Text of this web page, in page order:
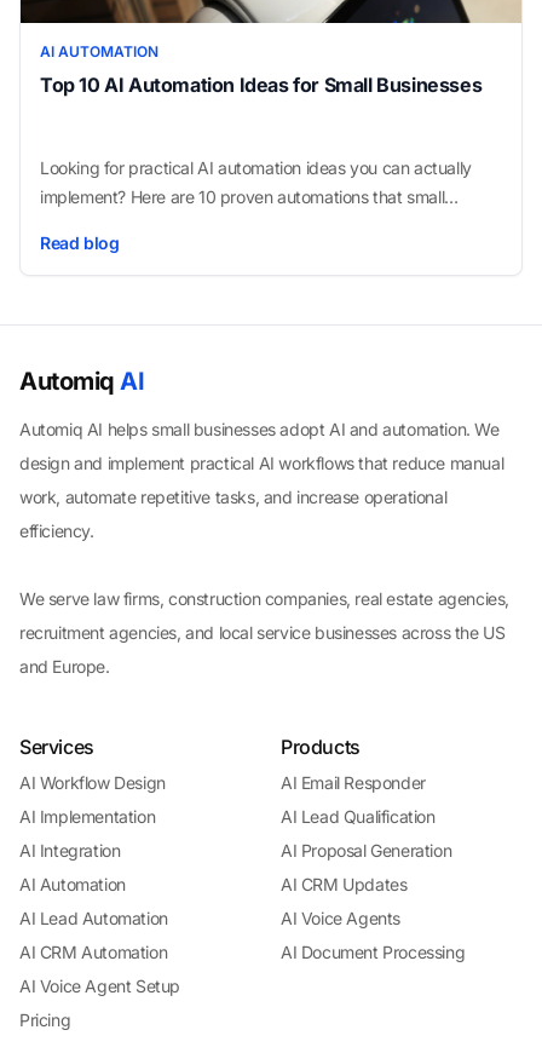
AI AUTOMATION
Top 10 AI Automation Ideas for Small Businesses
Looking for practical AI automation ideas you can actually
implement? Here are 10 proven automations that small
improve customer experience.
Read blog
Automiq AI
Automiq AI helps small businesses adopt AI and automation. We
design and implement practical AI workflows that reduce manual
work, automate repetitive tasks, and increase operational
efficiency.
We serve law firms, construction companies, real estate agencies,
recruitment agencies, and local service businesses across the US
and Europe.
Services
AI Workflow Design
AI Implementation
AI Integration
AI Automation
AI Lead Automation
AI CRM Automation
AI Voice Agent Setup
Pricing
Products
AI Email Responder
AI Lead Qualification
AI Proposal Generation
AI CRM Updates
AI Voice Agents
AI Document Processing